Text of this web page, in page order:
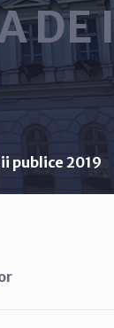
DE
publice 2019